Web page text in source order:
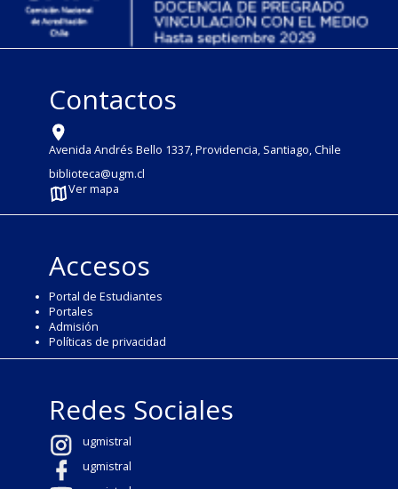
Contactos
Avenida Andrés Bello 1337, Providencia, Santiago, Chile
biblioteca@ugm.cl
Ver mapa
Accesos
Portal de Estudiantes
Portales
Admisión
Políticas de privacidad
Redes Sociales
ugmistral
ugmistral